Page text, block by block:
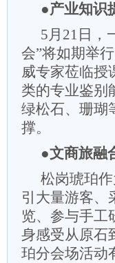
●产业知识
5月21日，
会”将如期举
威专家莅临授
类的专业鉴别
绿松石、珊瑚
撑。
●文商旅融
松岗琥珀
引大量游客、
览、参与手工
身感受从原石
珀分会场活动